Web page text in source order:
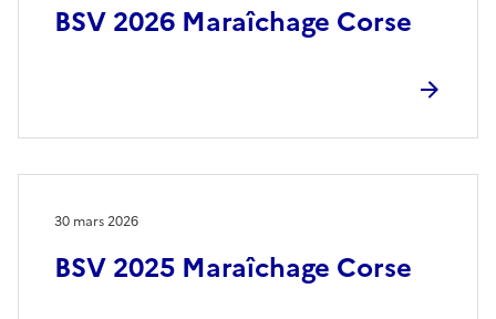
BSV 2026 Maraîchage Corse
BSV 2025 Maraîchage Corse
30 mars 2026